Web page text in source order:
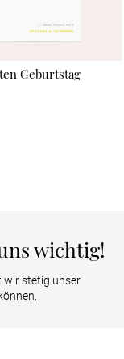
Geburtstag
wichtig!
wir stetig unser